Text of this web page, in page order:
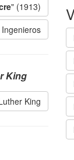
" (1913)
King
King